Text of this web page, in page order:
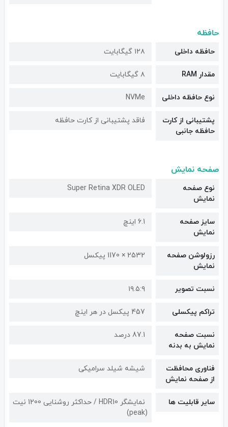
حافظه
حافظه داخلی ۱۲۸ گیگابایت
مقدار RAM ۸ گیگابایت
نوع حافظه داخلی NVMe
پشتیبانی از کارت
حافظه جانبی
فاقد پشتیبانی از کارت حافظه
صفحه نمایش
نوع صفحه
نمایش
Super Retina XDR OLED
سایز صفحه
نمایش
6.1 اینچ
رزولوشن صفحه
نمایش
2532 × 1170 پیکسل
نسبت تصویر ۱۹.۵:۹
تراکم پیکسلی 457 پیکسل در هر اینچ
نسبت صفحه
نمایش به بدنه
87.1 درصد
فناوری محافظت
از صفحه نمایش
شیشه شیلد سرامیکی
سایر قابلیت ها
نمایشگر HDR10 / حداکثر روشنایی 1200 نیت
(peak)